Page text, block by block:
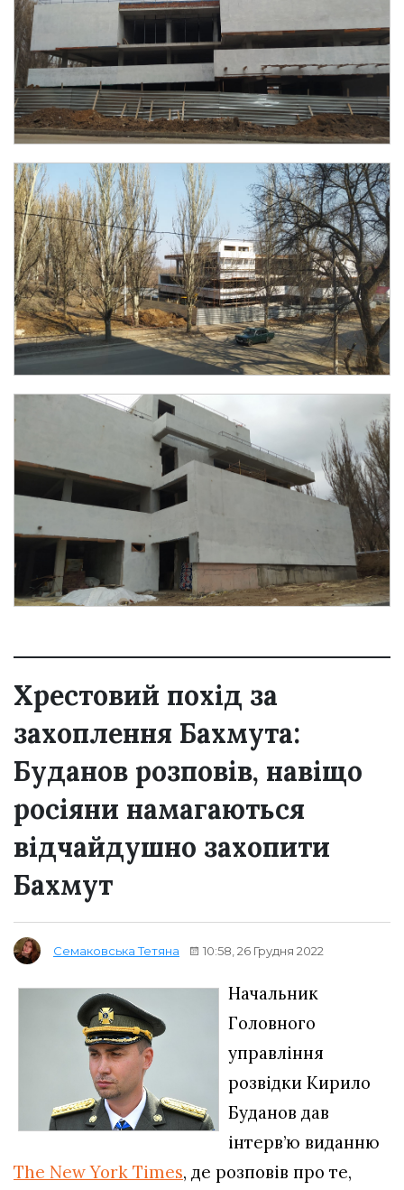
Хрестовий похід за
захоплення Бахмута:
Буданов розповів, навіщо
росіяни намагаються
відчайдушно захопити
Бахмут
Семаковська Тетяна 10:58, 26 Грудня 2022
Начальник
Головного
управління
розвідки Кирило
Буданов дав
інтерв’ю виданню
The New York Times, де розповів про те,